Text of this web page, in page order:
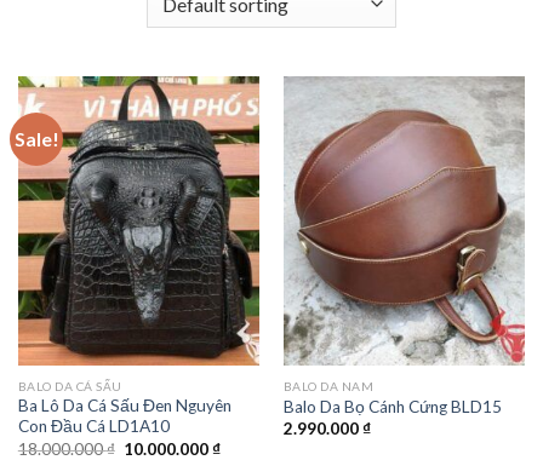
Sale!
BALO DA CÁ SẤU
Ba Lô Da Cá Sấu Đen Nguyên
Con Đầu Cá LD1A10
18.000.000₫ 10.000.000₫
BALO DA NAM
Balo Da Bọ Cánh Cứng BLD15
2.990.000₫